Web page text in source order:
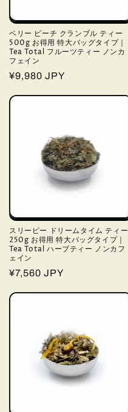
ベリー ピーチ クランブル ティー
500g お得用 特大バッグタイプ｜
Tea Total フルーツティー ノンカ
フェイン
通
価
¥9,980 JPY
スリーピー ドリームタイム ティー
250g お得用 特大バッグタイプ｜
Tea Total ハーブティー ノンカフ
ェイン
通
価
¥7,560 JPY